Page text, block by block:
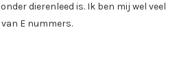
dierenleed is. Ik ben mij wel veel
E nummers.